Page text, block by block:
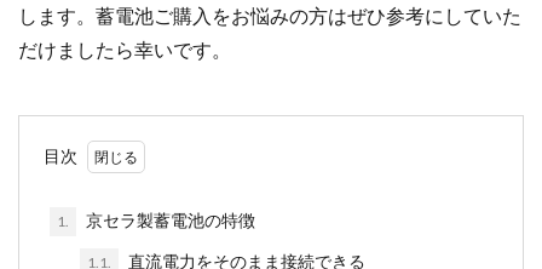
します。蓄電池ご購入をお悩みの方はぜひ参考にしていた
だけましたら幸いです。
目次
1. 京セラ製蓄電池の特徴
1.1. 直流電力をそのまま接続できる